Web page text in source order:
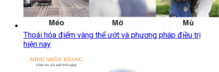
Thoái hóa điểm vàng thể ướt và phương pháp điều trị
hiện nay